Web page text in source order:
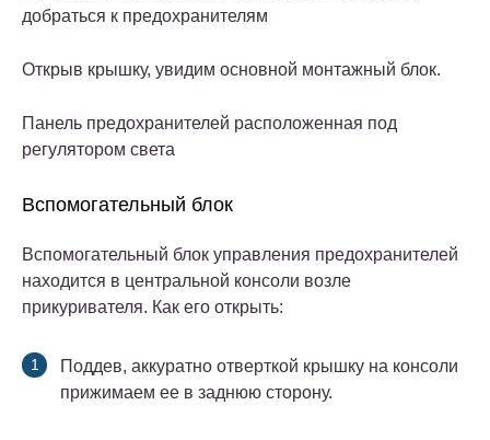
добраться к предохранителям
Открыв крышку, увидим основной монтажный блок.
Панель предохранителей расположенная под
регулятором света
Вспомогательный блок
Вспомогательный блок управления предохранителей
находится в центральной консоли возле
прикуривателя. Как его открыть:
Поддев, аккуратно отверткой крышку на консоли
прижимаем ее в заднюю сторону.